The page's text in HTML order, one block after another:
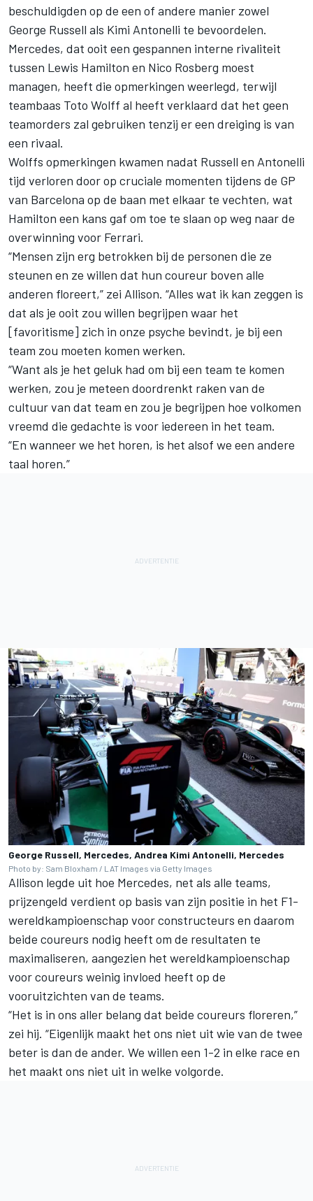
beschuldigden op de een of andere manier zowel
George Russell als Kimi Antonelli te bevoordelen.
Mercedes, dat ooit een gespannen interne rivaliteit
tussen Lewis Hamilton en Nico Rosberg moest
managen, heeft die opmerkingen weerlegd, terwijl
teambaas Toto Wolff al heeft verklaard dat het geen
teamorders zal gebruiken tenzij er een dreiging is van
een rivaal.
Wolffs opmerkingen kwamen nadat Russell en Antonelli
tijd verloren door op cruciale momenten tijdens de GP
van Barcelona op de baan met elkaar te vechten, wat
Hamilton een kans gaf om toe te slaan op weg naar de
overwinning voor Ferrari.
“Mensen zijn erg betrokken bij de personen die ze
steunen en ze willen dat hun coureur boven alle
anderen floreert,” zei Allison. “Alles wat ik kan zeggen is
dat als je ooit zou willen begrijpen waar het
[favoritisme] zich in onze psyche bevindt, je bij een
team zou moeten komen werken.
“Want als je het geluk had om bij een team te komen
werken, zou je meteen doordrenkt raken van de
cultuur van dat team en zou je begrijpen hoe volkomen
vreemd die gedachte is voor iedereen in het team.
“En wanneer we het horen, is het alsof we een andere
taal horen.”
George Russell, Mercedes, Andrea Kimi Antonelli, Mercedes
Photo by: Sam Bloxham / LAT Images via Getty Images
Allison legde uit hoe Mercedes, net als alle teams,
prijzengeld verdient op basis van zijn positie in het F1-
wereldkampioenschap voor constructeurs en daarom
beide coureurs nodig heeft om de resultaten te
maximaliseren, aangezien het wereldkampioenschap
voor coureurs weinig invloed heeft op de
vooruitzichten van de teams.
“Het is in ons aller belang dat beide coureurs floreren,”
zei hij. “Eigenlijk maakt het ons niet uit wie van de twee
beter is dan de ander. We willen een 1-2 in elke race en
het maakt ons niet uit in welke volgorde.